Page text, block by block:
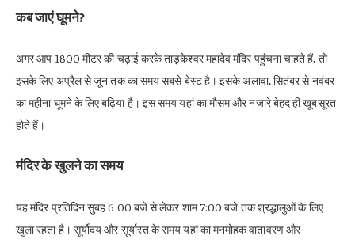
कब जाएं घूमने?
अगर आप 1800 मीटर की चढ़ाई करके ताड़केश्वर महादेव मंदिर पहुंचना चाहते हैं, तो
इसके लिए अप्रैल से जून तक का समय सबसे बेस्ट है। इसके अलावा, सितंबर से नवंबर
का महीना घूमने के लिए बढ़िया है। इस समय यहां का मौसम और नजारे बेहद ही खूबसूरत
होते हैं।
मंदिर के खुलने का समय
यह मंदिर प्रतिदिन सुबह 6:00 बजे से लेकर शाम 7:00 बजे तक श्रद्धालुओं के लिए
खुला रहता है। सूर्योदय और सूर्यास्त के समय यहां का मनमोहक वातावरण और